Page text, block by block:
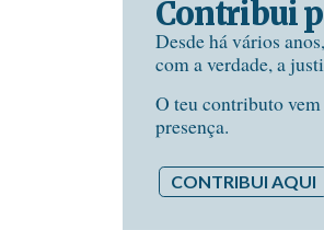
Contribui
Desde há vários
com a verdade, a
O teu contributo
presença.
CONTRIBUI AQUI